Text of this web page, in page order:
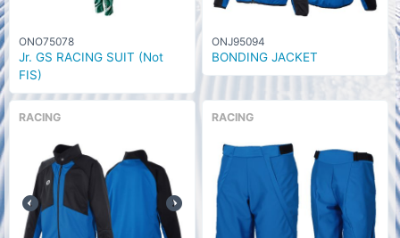
ONO75078
Jr. GS RACING SUIT (Not
FIS)
ONJ95094
BONDING JACKET
RACING RACING